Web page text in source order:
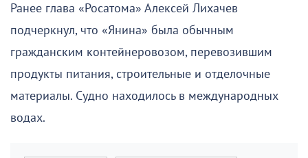
Ранее глава «Росатома» Алексей Лихачев
подчеркнул, что «Янина» была обычным
гражданским контейнеровозом, перевозившим
продукты питания, строительные и отделочные
материалы. Судно находилось в международных
водах.